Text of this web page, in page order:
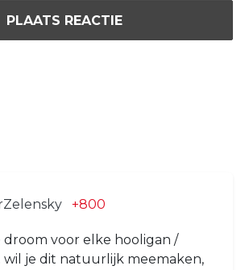
PLAATS REACTIE
+800
droom voor elke hooligan /
je dit natuurlijk meemaken,